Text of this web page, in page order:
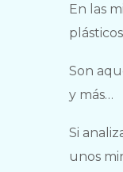
En las
Son
y más…
Si
unos